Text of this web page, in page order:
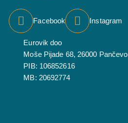
Facebook Instagram
Eurovik doo
Moše Pijade 68, 26000 Pančevo
PIB: 106852616
MB: 20692774